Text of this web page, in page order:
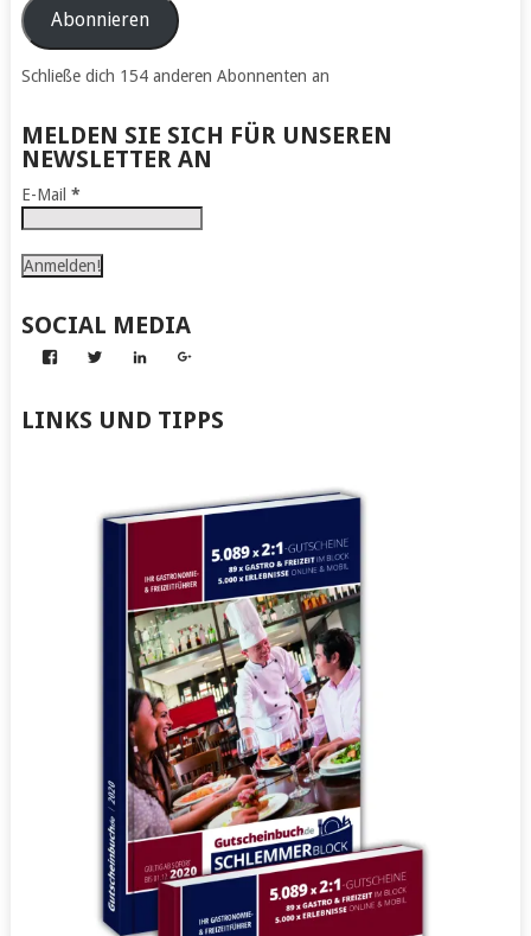
AdresseAbonnieren
Schließe dich 154 anderen Abonnenten an
MELDEN SIE SICH FÜR UNSEREN
NEWSLETTER AN
E-Mail *
SOCIAL MEDIA
Profil
Nachmachen
Profil
Kapff
Profil
Kapff
Profil
Kapff
LINKS UND TIPPS